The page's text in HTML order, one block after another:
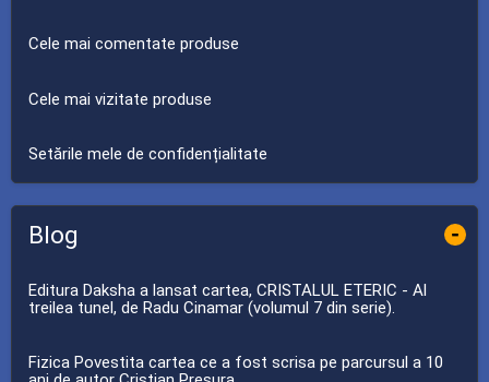
Cele mai comentate produse
Cele mai vizitate produse
Setările mele de confidențialitate
Blog -
Editura Daksha a lansat cartea, CRISTALUL ETERIC - Al
treilea tunel, de Radu Cinamar (volumul 7 din serie).
Fizica Povestita cartea ce a fost scrisa pe parcursul a 10